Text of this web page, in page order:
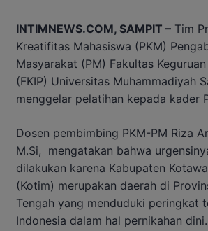
INTIMNEWS.COM, SAMPIT – Tim
Kreatifitas Mahasiswa (PKM)
Masyarakat (PM) Fakultas
(FKIP) Universitas Muhammadiyah
menggelar pelatihan kepada kader
Dosen pembimbing PKM-PM Riza
M.Si, mengatakan bahwa
dilakukan karena Kabupaten
(Kotim) merupakan daerah di
Tengah yang menduduki peringkat
Indonesia dalam hal pernikahan dini.